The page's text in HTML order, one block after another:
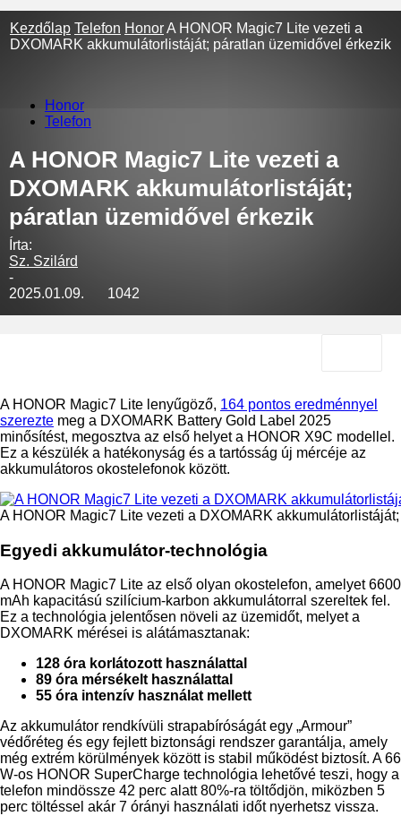
Kezdőlap Telefon HonorA HONOR Magic7 Lite vezeti a
DXOMARK akkumulátorlistáját; páratlan üzemidővel érkezik
Honor
Telefon
A HONOR Magic7 Lite vezeti a
DXOMARK akkumulátorlistáját;
páratlan üzemidővel érkezik
Írta:
Sz. Szilárd
-
2025.01.09.
1042
A HONOR Magic7 Lite lenyűgöző, 164 pontos eredménnyel
szerezte meg a DXOMARK Battery Gold Label 2025
minősítést, megosztva az első helyet a HONOR X9C modellel.
Ez a készülék a hatékonyság és a tartósság új mércéje az
akkumulátoros okostelefonok között.
A HONOR Magic7 Lite vezeti a DXOMARK
Egyedi akkumulátor-technológia
A HONOR Magic7 Lite az első olyan okostelefon, amelyet 6600
mAh kapacitású szilícium-karbon akkumulátorral szereltek fel.
Ez a technológia jelentősen növeli az üzemidőt, melyet a
DXOMARK mérései is alátámasztanak:
128 óra korlátozott használattal
89 óra mérsékelt használattal
55 óra intenzív használat mellett
Az akkumulátor rendkívüli strapabíróságát egy „Armour”
védőréteg és egy fejlett biztonsági rendszer garantálja, amely
még extrém körülmények között is stabil működést biztosít. A 66
W-os HONOR SuperCharge technológia lehetővé teszi, hogy a
telefon mindössze 42 perc alatt 80%-ra töltődjön, miközben 5
perc töltéssel akár 7 órányi használati időt nyerhetsz vissza.